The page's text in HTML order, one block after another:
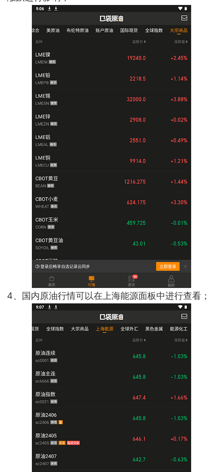
4、国内原油行情可以在上海能源面板中进行查看；